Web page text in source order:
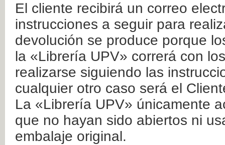
El cliente recibirá un correo
instrucciones a seguir para
devolución se produce porque
la «Librería UPV» correrá con
realizarse siguiendo las
cualquier otro caso será el
La «Librería UPV» únicamente
que no hayan sido abiertos ni
embalaje original.